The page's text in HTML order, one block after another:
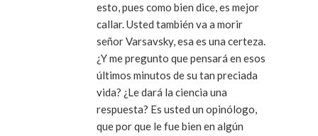
esto, pues como bien dice, es mejor
callar. Usted también va a morir
señor Varsavsky, esa es una certeza.
¿Y me pregunto que pensará en esos
últimos minutos de su tan preciada
vida? ¿Le dará la ciencia una
respuesta? Es usted un opinólogo,
que por que le fue bien en algún